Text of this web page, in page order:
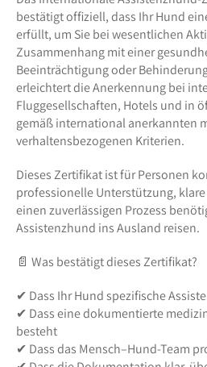
bestätigt offiziell, dass Ihr Hund
erfüllt, um Sie bei wesentlichen
Zusammenhang mit einer
Beeinträchtigung oder
erleichtert die Anerkennung bei
Fluggesellschaften, Hotels und in
gemäß international anerkannten
verhaltensbezogenen Kriterien.
Dieses Zertifikat ist für Personen
professionelle Unterstützung,
einen zuverlässigen Prozess
Assistenzhund ins Ausland reisen.
📄 Was bestätigt dieses Zertifikat?
✔ Dass Ihr Hund spezifische
✔ Dass eine dokumentierte
besteht
✔ Dass das Mensch–Hund-Team